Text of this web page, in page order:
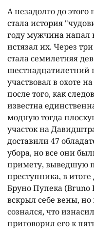
А незадолго до
стала история
году мужчина напал
истязал их. Через
стала семилетняя
шестнадцатилетний
участвовал в охоте
после того, как
известна
модную тогда
участок на
доставили 47
убора, но все они
примету, выведшую
преступника, в
Бруно Пупека (Bruno
вскрыл себе вены,
сознался, что
приговорил его к